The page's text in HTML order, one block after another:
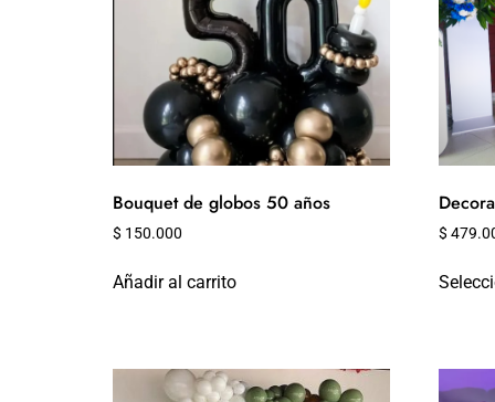
Bouquet de globos 50 años
$ 150.000
Añadir al carrito
$